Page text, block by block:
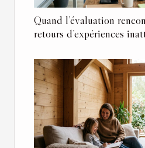
Quand l’évaluation
retours d’expériences